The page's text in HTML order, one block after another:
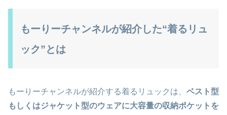
もーりーチャンネルが紹介した“着るリュ
ック”とは
もーりーチャンネルが紹介する着るリュックは、 ベスト型
もしくはジャケット型のウェアに大容量の収納ポケットを